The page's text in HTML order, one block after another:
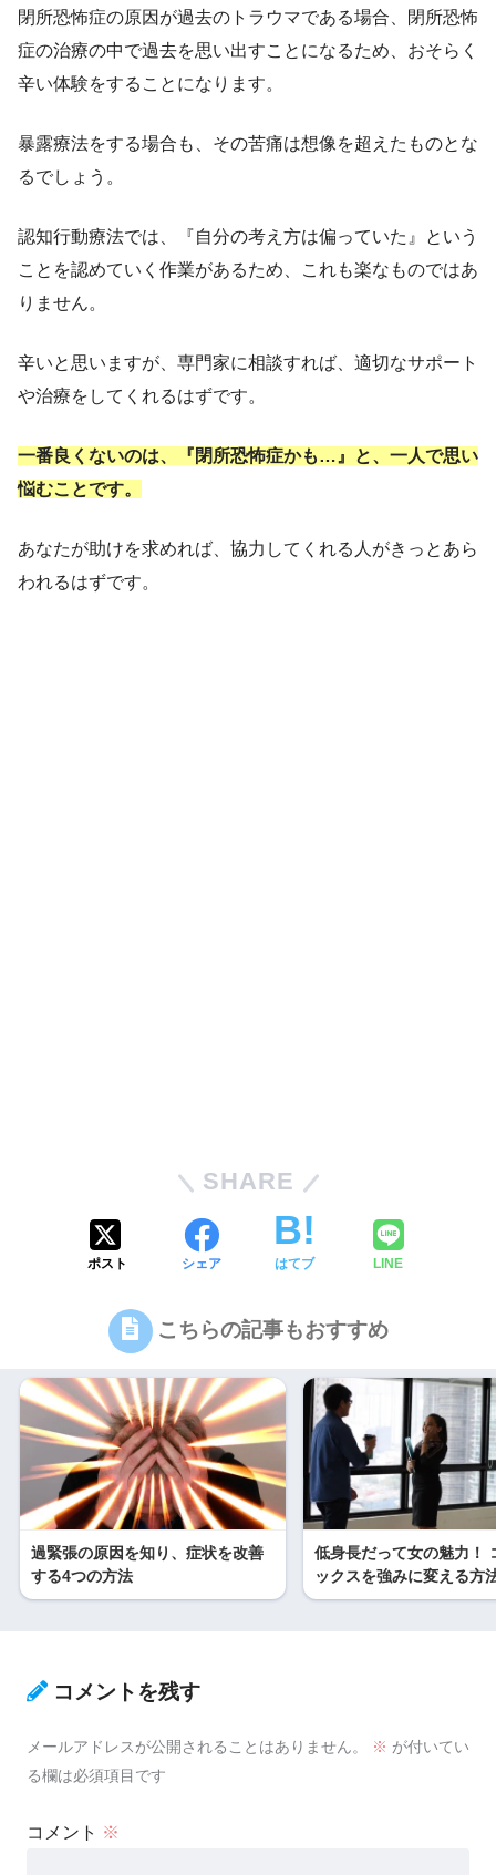
閉所恐怖症の原因が過去のトラウマである場合、閉所恐怖
症の治療の中で過去を思い出すことになるため、おそらく
辛い体験をすることになります。
暴露療法をする場合も、その苦痛は想像を超えたものとな
るでしょう。
認知行動療法では、『自分の考え方は偏っていた』という
ことを認めていく作業があるため、これも楽なものではあ
りません。
辛いと思いますが、専門家に相談すれば、適切なサポート
や治療をしてくれるはずです。
一番良くないのは、『閉所恐怖症かも…』と、一人で思い
悩むことです。
あなたが助けを求めれば、協力してくれる人がきっとあら
われるはずです。
SHARE
ポスト シェア はてブ LINE
こちらの記事もおすすめ
過緊張の原因を知り、症状を改善
する4つの方法
低身長だって女の魅力！
ックスを強みに変える方
コメントを残す
メールアドレスが公開されることはありません。 ※ が付いてい
る欄は必須項目です
コメント ※